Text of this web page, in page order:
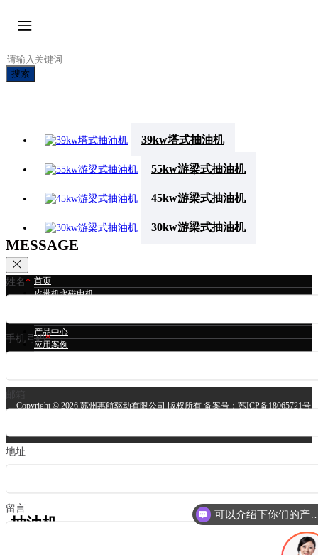
搜索
抽油机
39kw塔式抽油机
55kw游梁式抽油机
45kw游梁式抽油机
30kw游梁式抽油机
首页
皮带机永磁电机
产品中心
应用案例
Copyright ©2026 苏州惠航驱动有限公司 版权所有 备案号：苏ICP备18065721号
MESSAGE
姓名*
手机号码*
邮箱
地址
留言 可以介绍下你